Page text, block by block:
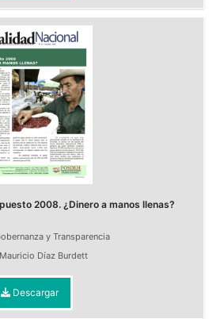
2008. ¿Dinero a manos llenas?
y Transparencia
Mauricio Díaz Burdett
Descargar